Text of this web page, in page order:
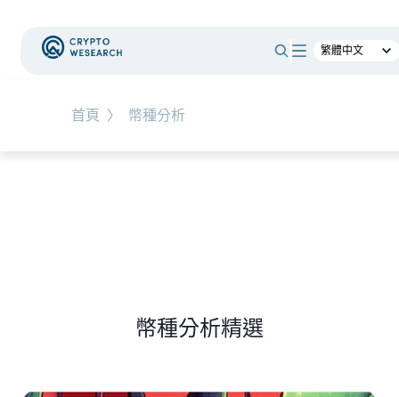
首頁 〉 幣種分析
時事觀點
幣種分析精選